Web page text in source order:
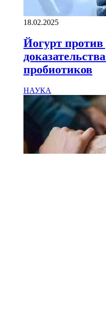
18.02.2025
Йогурт
пробиотиков
НАУКА